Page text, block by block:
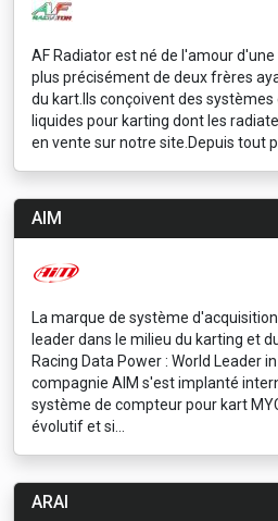
AF Radiator est né de l'amour
plus précisément de deux frères
du kart.Ils conçoivent des
liquides pour karting dont les
en vente sur notre site.Depuis tout
AIM
La marque de système
leader dans le milieu du karting et
Racing Data Power : World Leader
compagnie AIM s'est implanté
système de compteur pour kart
évolutif et si...
ARAI